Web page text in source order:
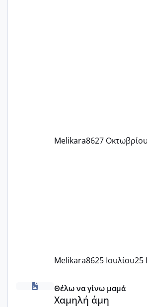
Melikara8627
Melikara8625 Ιουλίου25
Χαμηλή άμη
Θέλω να γίνω μαμά
Χαμηλή άμη